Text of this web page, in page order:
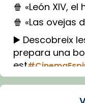
🍿 «León XIV,
🍿 «Las ovejas
▶️ Descobreix
prepara una
est
Imatge: